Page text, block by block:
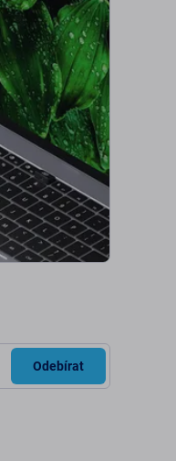
Odebírat